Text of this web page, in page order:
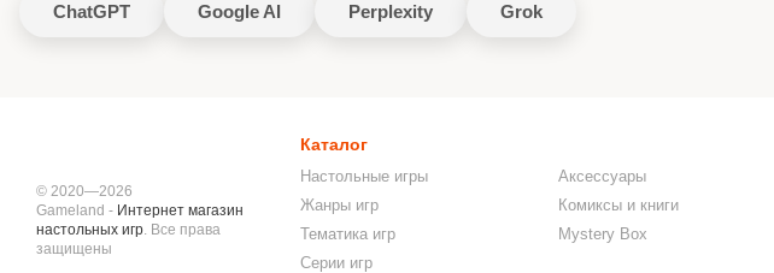
ChatGPT Google AI Perplexity Grok
© 2020—2026
Gameland - Интернет магазин
настольных игр. Все права
защищены
Каталог
Настольные игры
Жанры игр
Тематика игр
Серии игр
Аксессуары
Комиксы и книги
Mystery Box